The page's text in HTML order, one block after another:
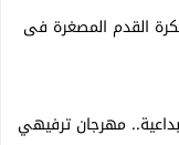
القدم المصغرة فى
مهرجان ترفيهي